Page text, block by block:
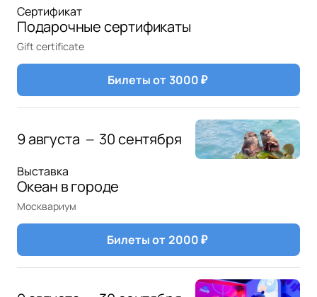
Сертификат
Подарочные сертификаты
Gift certificate
Билеты от 3000₽
9 августа — 30 сентября
Выставка
Океан в городе
Москвариум
Билеты от 2000₽